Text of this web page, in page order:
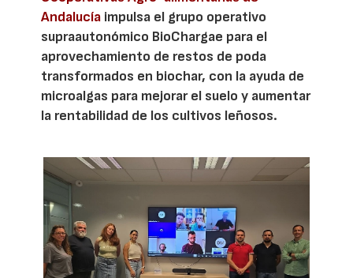
Andalucía impulsa el grupo operativo
supraautonómico BioChargae para el
aprovechamiento de restos de poda
transformados en biochar, con la ayuda de
microalgas para mejorar el suelo y aumentar
la rentabilidad de los cultivos leñosos.